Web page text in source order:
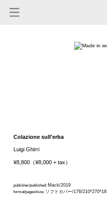
Colazione sull'erba
Luigi Ghirri
¥8,800（¥8,000 + tax）
publisher/published: Mack/2019
format/pages/size: ソフトカバー/176/210*270*18